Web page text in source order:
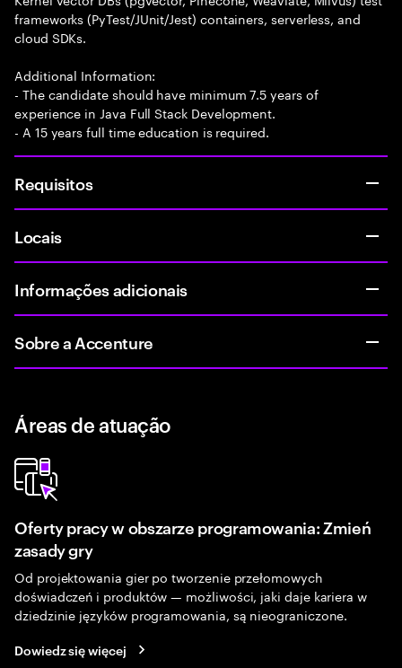
frameworks (PyTest/JUnit/Jest) containers, serverless, and
cloud SDKs.
Additional Information:
- The candidate should have minimum 7.5 years of
experience in Java Full Stack Development.
- A 15 years full time education is required.
Requisitos
Locais
Informações adicionais
Sobre a Accenture
Áreas de atuação
Oferty pracy w obszarze programowania: Zmień
zasady gry
Od projektowania gier po tworzenie przełomowych
doświadczeń i produktów — możliwości, jaki daje kariera w
dziedzinie języków programowania, są nieograniczone.
Dowiedz się więcej